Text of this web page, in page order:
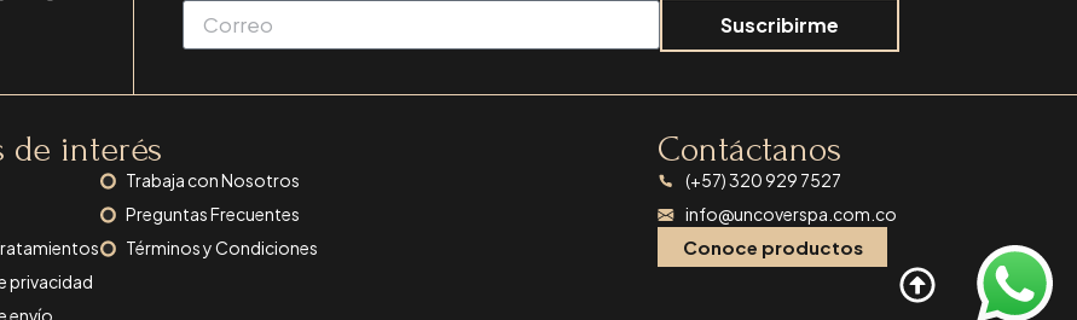
Suscribirme
de interés
privacidad
envío
Trabaja con Nosotros
Preguntas Frecuentes
Términos y Condiciones
Contáctanos
(+57) 320 929 7527
info@uncoverspa.com.co
Conoce productos